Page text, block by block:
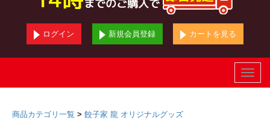
ログイン 新規会員登録 カートを見る
Toggle
商品カテゴリ一覧 > 餃子家 龍 オリジナルグッズ